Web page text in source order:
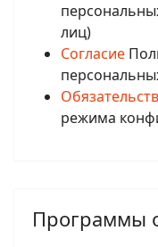
лиц)
Согласие
режима
Программы